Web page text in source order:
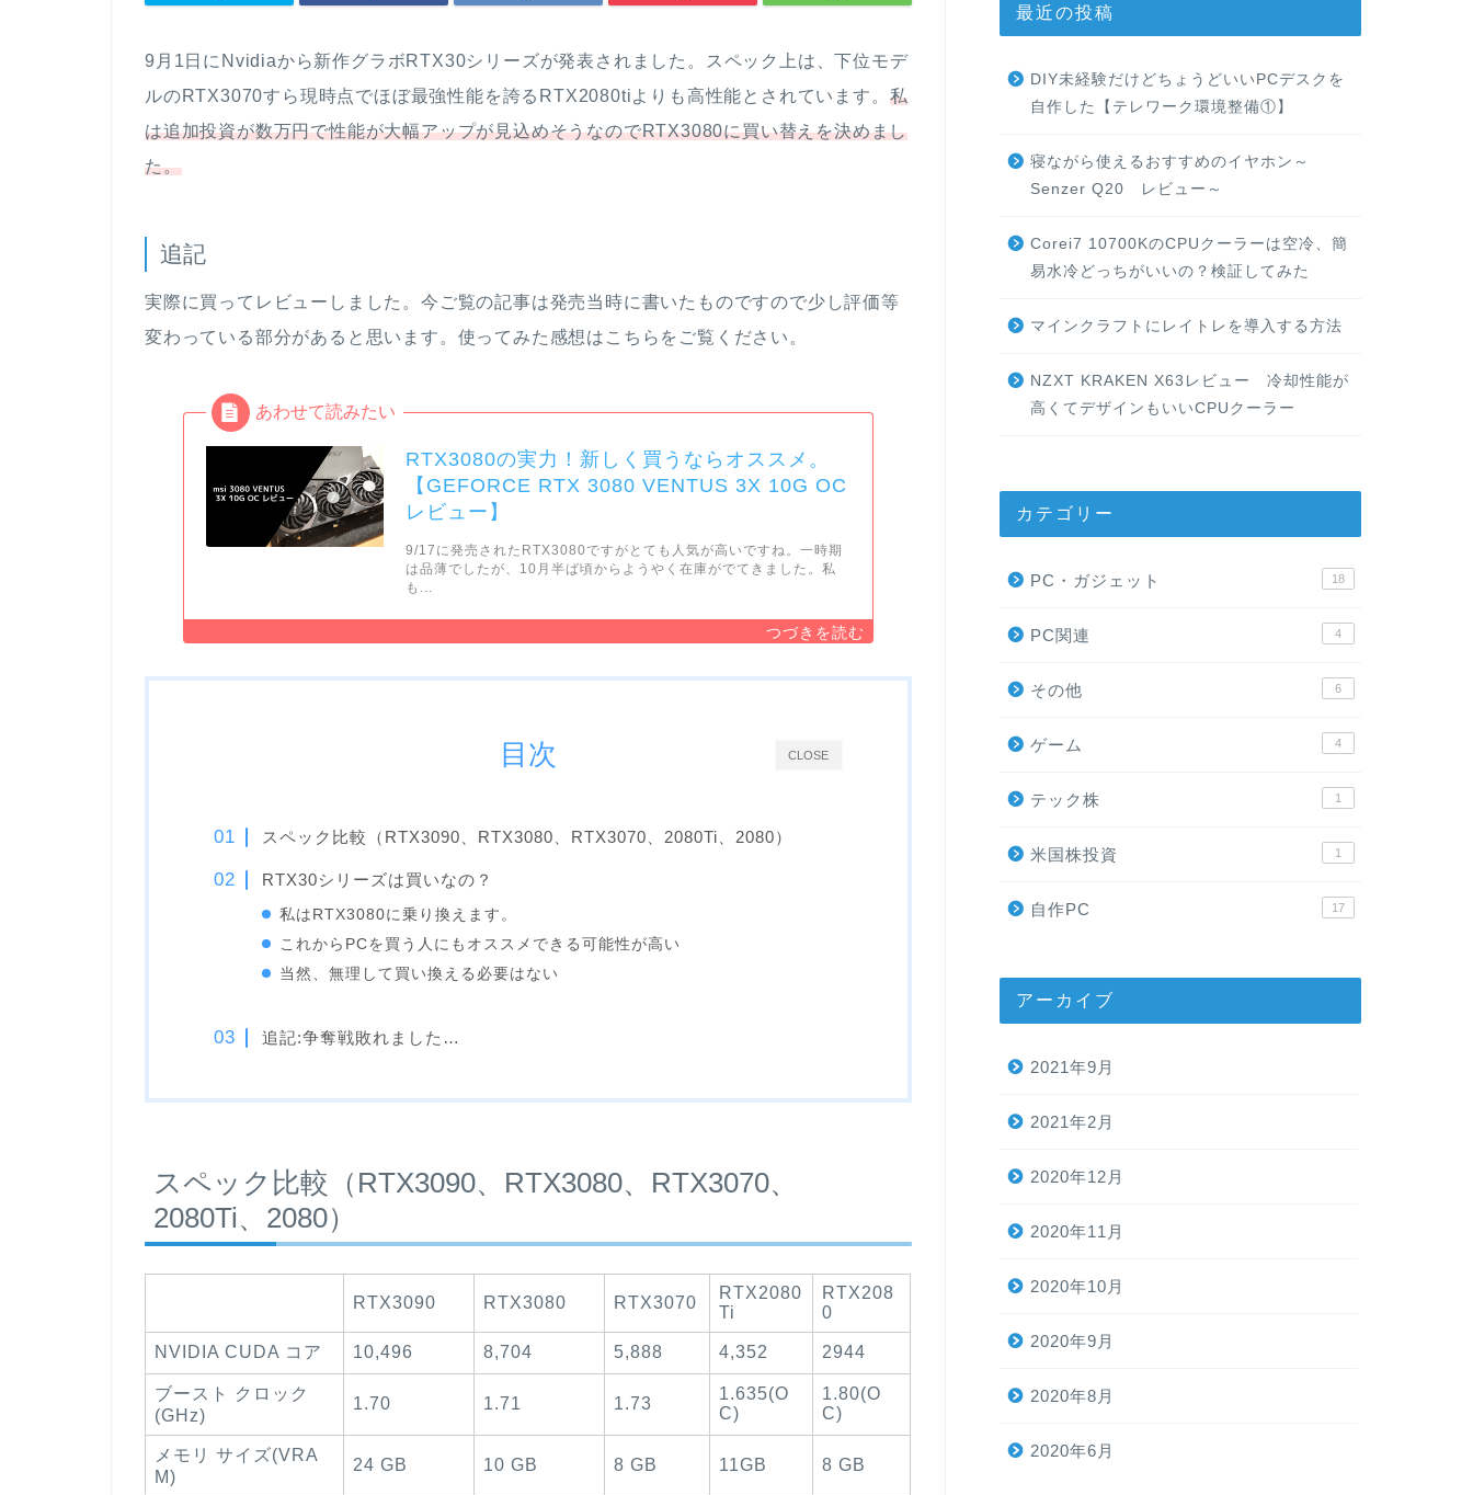
9月1日にNvidiaから新作グラボRTX30シリーズが発表されました。スペック上は、下位モデ
ルのRTX3070すら現時点でほぼ最強性能を誇るRTX2080tiよりも高性能とされています。 私
は追加投資が数万円で性能が大幅アップが見込めそうなのでRTX3080に買い替えを決めまし
た。
追記
実際に買ってレビューしました。今ご覧の記事は発売当時に書いたものですので少し評価等
変わっている部分があると思います。使ってみた感想はこちらをご覧ください。
RTX3080の実力！新しく買うならオススメ。
【GEFORCE RTX 3080 VENTUS 3X 10G OC
レビュー】
9/17に発売されたRTX3080ですがとても人気が高いですね。一時期
は品薄でしたが、10月半ば頃からようやく在庫がでてきました。私
も...
CLOSE
目次
スペック比較（RTX3090、RTX3080、RTX3070、2080Ti、2080）
RTX30シリーズは買いなの？
私はRTX3080に乗り換えます。
これからPCを買う人にもオススメできる可能性が高い
当然、無理して買い換える必要はない
追記:争奪戦敗れました…
スペック比較（RTX3090、RTX3080、RTX3070、
2080Ti、2080）
RTX3090 RTX3080 RTX3070
RTX2080
Ti
RTX208
0
NVIDIA CUDA コア 10,496 8,704 5,888 4,352 2944
ブースト クロック
(GHz)
1.70 1.71 1.73
1.635(O
C)
1.80(O
C)
メモリ サイズ(VRA
M)
24 GB 10 GB 8 GB 11GB 8 GB
最近の投稿
DIY未経験だけどちょうどいいPCデスクを
自作した【テレワーク環境整備①】
寝ながら使えるおすすめのイヤホン～
Senzer Q20 レビュー～
Corei7 10700KのCPUクーラーは空冷、簡
易水冷どっちがいいの？検証してみた
マインクラフトにレイトレを導入する方法
NZXT KRAKEN X63レビュー 冷却性能が
高くてデザインもいいCPUクーラー
カテゴリー
PC・ガジェット 18
PC関連 4
その他 6
ゲーム 4
テック株 1
米国株投資 1
自作PC 17
アーカイブ
2021年9月
2021年2月
2020年12月
2020年11月
2020年10月
2020年9月
2020年8月
2020年6月